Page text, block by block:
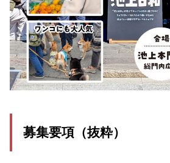
募集要項（抜粋）